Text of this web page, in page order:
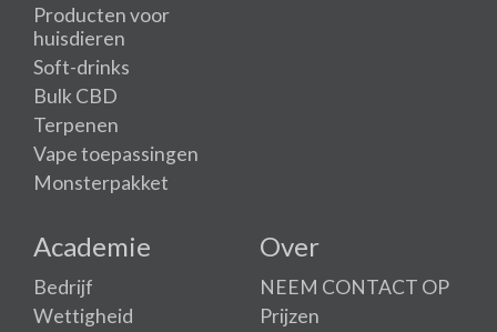
Producten voor
huisdieren
Soft-drinks
Bulk CBD
Terpenen
Vape toepassingen
Monsterpakket
Academie
Bedrijf
Wettigheid
Over
NEEM CONTACT OP
Prijzen